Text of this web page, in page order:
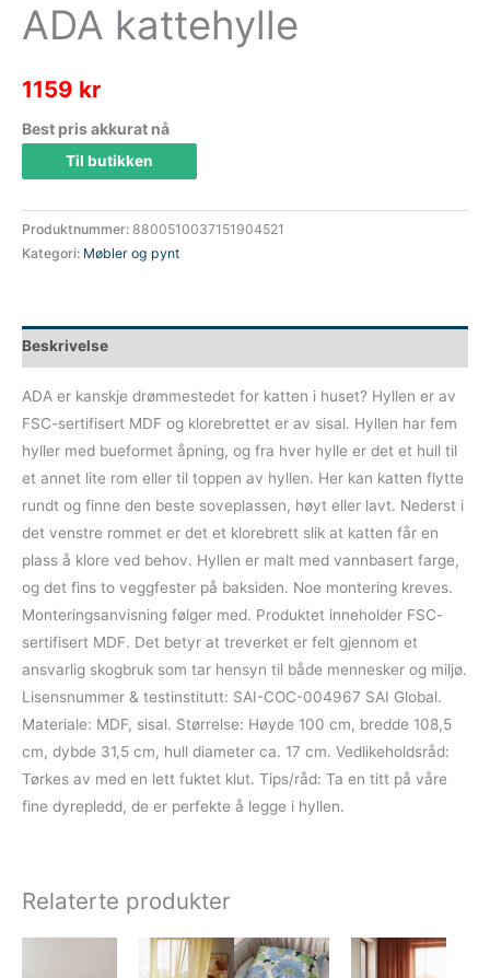
ADA kattehylle
1159 kr
Best pris akkurat nå
Til butikken
Produktnummer: 8800510037151904521
Kategori: Møbler og pynt
Beskrivelse
ADA er kanskje drømmestedet for katten i huset? Hyllen er av
FSC-sertifisert MDF og klorebrettet er av sisal. Hyllen har fem
hyller med bueformet åpning, og fra hver hylle er det et hull til
et annet lite rom eller til toppen av hyllen. Her kan katten flytte
rundt og finne den beste soveplassen, høyt eller lavt. Nederst i
det venstre rommet er det et klorebrett slik at katten får en
plass å klore ved behov. Hyllen er malt med vannbasert farge,
og det fins to veggfester på baksiden. Noe montering kreves.
Monteringsanvisning følger med. Produktet inneholder FSC-
sertifisert MDF. Det betyr at treverket er felt gjennom et
ansvarlig skogbruk som tar hensyn til både mennesker og miljø.
Lisensnummer & testinstitutt: SAI-COC-004967 SAI Global.
Materiale: MDF, sisal. Størrelse: Høyde 100 cm, bredde 108,5
cm, dybde 31,5 cm, hull diameter ca. 17 cm. Vedlikeholdsråd:
Tørkes av med en lett fuktet klut. Tips/råd: Ta en titt på våre
fine dyrepledd, de er perfekte å legge i hyllen.
Relaterte produkter